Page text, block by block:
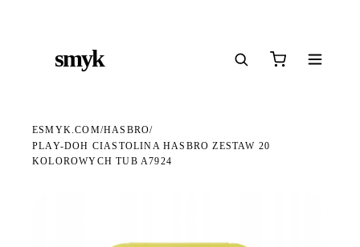
smyk
ESMYK.COM/HASBRO/
PLAY-DOH CIASTOLINA HASBRO ZESTAW 20
KOLOROWYCH TUB A7924